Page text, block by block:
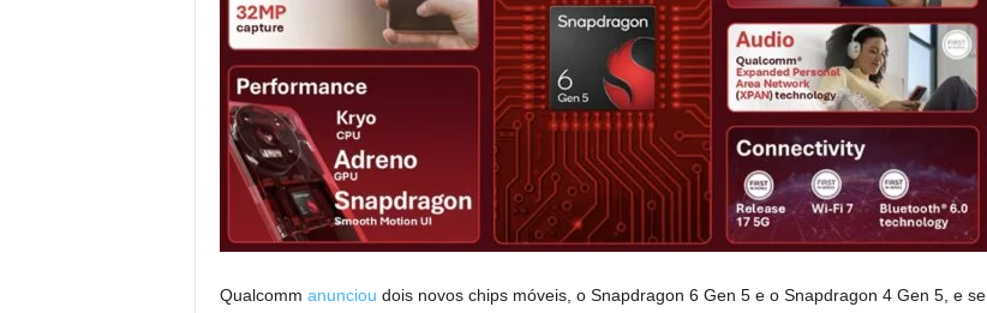
Qualcomm anunciou dois novos chips móveis, o Snapdragon 6 Gen 5 e o Snapdragon 4 Gen 5, e se